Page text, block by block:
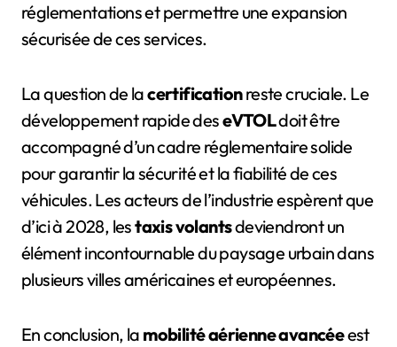
réglementations et permettre une expansion
sécurisée de ces services.
La question de lacertificationreste cruciale. Le
développement rapide deseVTOLdoit être
accompagné d’un cadre réglementaire solide
pour garantir la sécurité et la fiabilité de ces
véhicules. Les acteurs de l’industrie espèrent que
d’ici à 2028, lestaxis volantsdeviendront un
élément incontournable du paysage urbain dans
plusieurs villes américaines et européennes.
En conclusion, la mobilité aérienne avancéeest